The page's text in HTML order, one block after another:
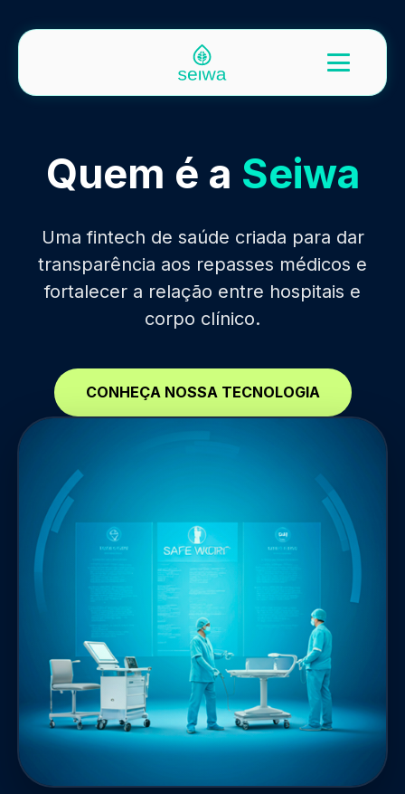
Quem é a Seiwa
Uma fintech de saúde criada para dar
transparência aos repasses médicos e
fortalecer a relação entre hospitais e
corpo clínico.
CONHEÇA NOSSA TECNOLOGIA